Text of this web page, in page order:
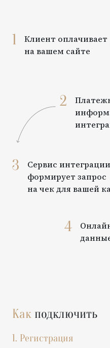
1
Клиент оплачивает
на вашем сайте
2
3
Сервис интеграции
формирует запрос
на чек для вашей
4
Как подключить
1. Регистрация